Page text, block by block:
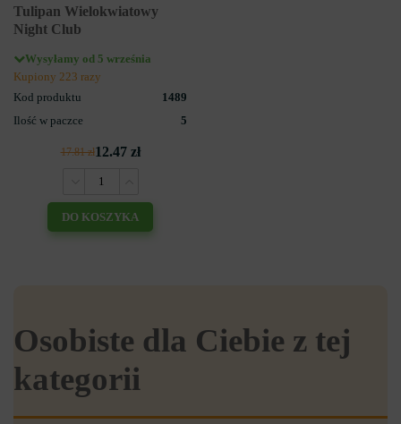
Tulipan Wielokwiatowy
Night Club
Wysyłamy od 5 września
Kupiony 223 razy
Kod produktu
1489
Ilość w paczce
5
17.81 zł12.47 zł
DO KOSZYKA
Osobiste dla Ciebie z tej
kategorii